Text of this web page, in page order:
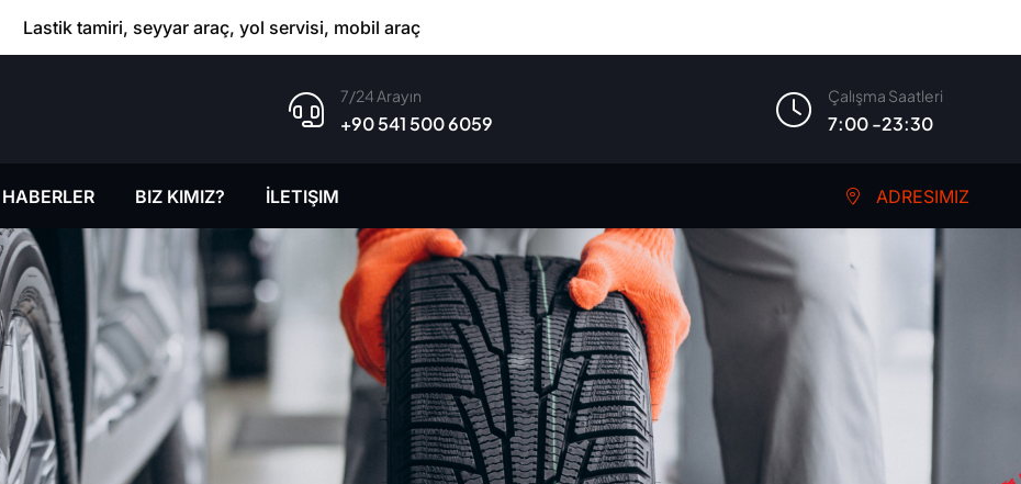
Lastik tamiri, seyyar araç, yol servisi, mobil araç
7/24 Arayın
+90 541 500 6059
Çalışma Saatleri
7:00 -23:30
HABERLER BIZ KIMIZ? İLETIŞIM ADRESIMIZ